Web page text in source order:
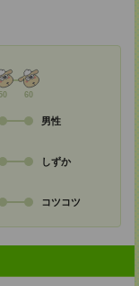
60
男性
しずか
コツコツ